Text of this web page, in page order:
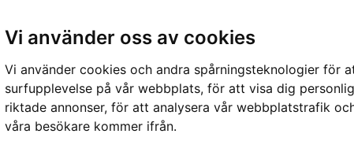
Vi använder oss av cookies
Vi använder cookies och andra spårningsteknologier för
surfupplevelse på vår webbplats, för att visa dig
riktade annonser, för att analysera vår webbplatstrafik
våra besökare kommer ifrån.